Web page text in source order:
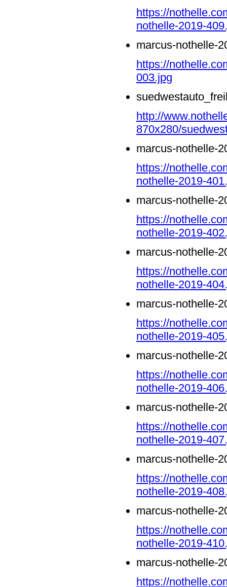
https://
nothelle-2019-
marcus-nothelle-
https://
003.jpg
http://
870x280/
marcus-nothelle-
https://
nothelle-2019-
marcus-nothelle-
https://
nothelle-2019-
marcus-nothelle-
https://
nothelle-2019-
marcus-nothelle-
https://
nothelle-2019-
marcus-nothelle-
https://
nothelle-2019-
marcus-nothelle-
https://
nothelle-2019-
marcus-nothelle-
https://
nothelle-2019-
marcus-nothelle-
https://
nothelle-2019-
marcus-nothelle-
https://